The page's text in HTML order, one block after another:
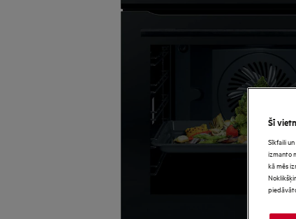
Šī
Sīkfaili
izmanto
kā mēs